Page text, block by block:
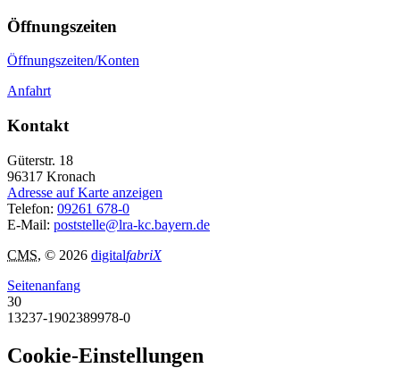
Öffnungszeiten
Öffnungszeiten/Konten
Anfahrt
Kontakt
Güterstr. 18
96317 Kronach
Adresse auf Karte anzeigen
Telefon: 09261 678-0
E-Mail: poststelle@lra-kc.bayern.de
CMS, © 2026 digitalfabriX
Seitenanfang
30
13237-1902389978-0
Cookie-Einstellungen